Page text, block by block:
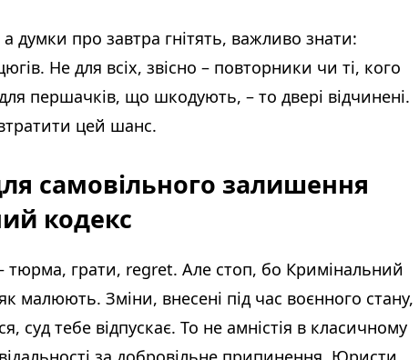
думки про завтра гнітять, важливо знати:
Не для всіх, звісно – повторники чи ті, кого
першачків, що шкодують, – то двері відчинені.
цей шанс.
самовільного залишення
кодекс
грати, regret. Але стоп, бо Кримінальний
малюють. Зміни, внесені під час воєнного стану,
тебе відпускає. То не амністія в класичному